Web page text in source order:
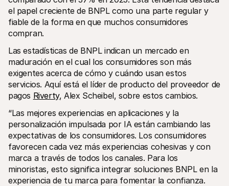
el papel creciente de BNPL como una parte regular y
fiable de la forma en que muchos consumidores
compran.
Las estadísticas de BNPL indican un mercado en
maduración en el cual los consumidores son más
exigentes acerca de cómo y cuándo usan estos
servicios. Aquí está el líder de producto del proveedor de
pagos Riverty, Alex Scheibel, sobre estos cambios.
“Las mejores experiencias en aplicaciones y la
personalización impulsada por IA están cambiando las
expectativas de los consumidores. Los consumidores
favorecen cada vez más experiencias cohesivas y con
marca a través de todos los canales. Para los
minoristas, esto significa integrar soluciones BNPL en la
experiencia de tu marca para fomentar la confianza.